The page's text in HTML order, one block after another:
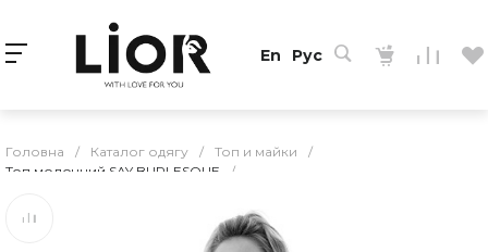
En Рус
Головна / Каталог одягу / Топ и майки
/
Топ молочний SAY BURLESQUE
/